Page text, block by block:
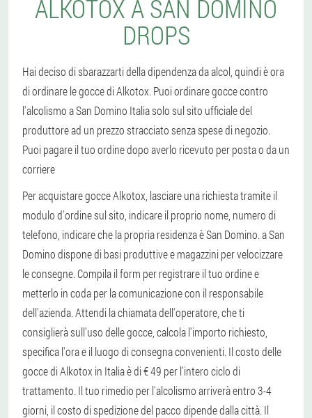
ALKOTOX A SAN DOMINO
DROPS
Hai deciso di sbarazzarti della dipendenza da alcol, quindi è ora
di ordinare le gocce di Alkotox. Puoi ordinare gocce contro
l'alcolismo a San Domino Italia solo sul sito ufficiale del
produttore ad un prezzo stracciato senza spese di negozio.
Puoi pagare il tuo ordine dopo averlo ricevuto per posta o da un
corriere
Per acquistare gocce Alkotox, lasciare una richiesta tramite il
modulo d'ordine sul sito, indicare il proprio nome, numero di
telefono, indicare che la propria residenza è San Domino. a San
Domino dispone di basi produttive e magazzini per velocizzare
le consegne. Compila il form per registrare il tuo ordine e
metterlo in coda per la comunicazione con il responsabile
dell'azienda. Attendi la chiamata dell'operatore, che ti
consiglierà sull'uso delle gocce, calcola l'importo richiesto,
specifica l'ora e il luogo di consegna convenienti. Il costo delle
gocce di Alkotox in Italia è di € 49 per l'intero ciclo di
trattamento. Il tuo rimedio per l'alcolismo arriverà entro 3-4
giorni, il costo di spedizione del pacco dipende dalla città. Il